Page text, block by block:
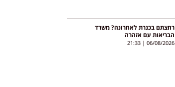
רחצתם בכנרת לאחרונה? משרד
הבריאות עם אזהרה
06/08/2026
21:33